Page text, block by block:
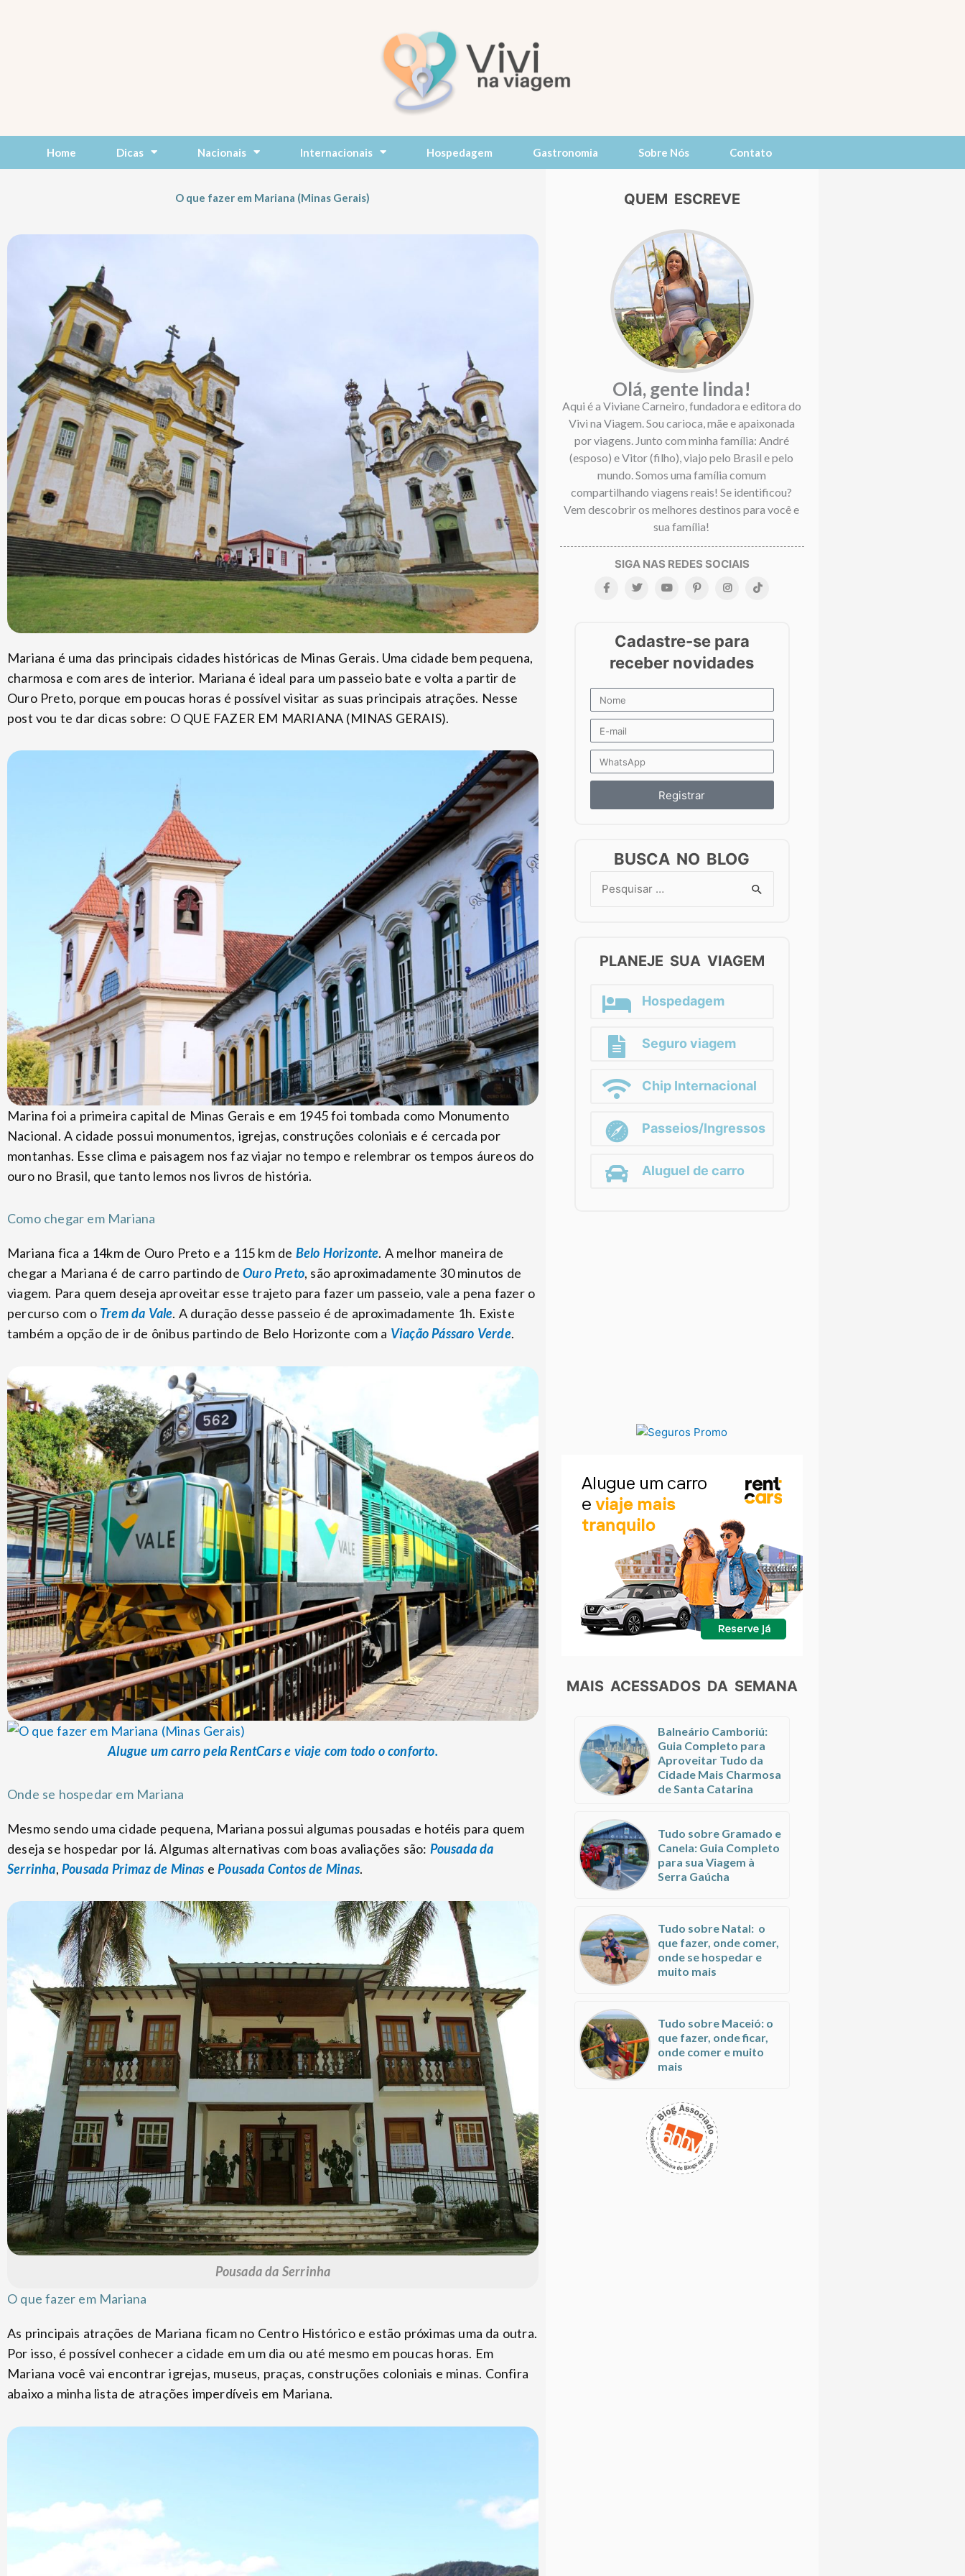
Home Dicas Nacionais Internacionais Hospedagem Gastronomia Sobre Nós Contato
O que fazer em Mariana (Minas Gerais)
Mariana é uma das principais cidades históricas de Minas Gerais. Uma cidade bem pequena,
charmosa e com ares de interior. Mariana é ideal para um passeio bate e volta a partir de
Ouro Preto, porque em poucas horas é possível visitar as suas principais atrações. Nesse
post vou te dar dicas sobre: O QUE FAZER EM MARIANA (MINAS GERAIS).
Marina foi a primeira capital de Minas Gerais e em 1945 foi tombada como Monumento
Nacional. A cidade possui monumentos, igrejas, construções coloniais e é cercada por
montanhas. Esse clima e paisagem nos faz viajar no tempo e relembrar os tempos áureos do
ouro no Brasil, que tanto lemos nos livros de história.
Como chegar em Mariana
Mariana fica a 14km de Ouro Preto e a 115 km de Belo Horizonte. A melhor maneira de
chegar a Mariana é de carro partindo deOuro Preto, são aproximadamente 30 minutos de
viagem. Para quem deseja aproveitar esse trajeto para fazer um passeio, vale a pena fazer o
percurso com oTrem da Vale. A duração desse passeio é de aproximadamente 1h. Existe
também a opção de ir de ônibus partindo de Belo Horizonte com a Viação Pássaro Verde.
Alugue um carro pela RentCars e viaje com todo o conforto.
Onde se hospedar em Mariana
Mesmo sendo uma cidade pequena, Mariana possui algumas pousadas e hotéis para quem
deseja se hospedar por lá. Algumas alternativas com boas avaliações são: Pousada da
Serrinha,Pousada Primaz de Minas ePousada Contos de Minas.
Pousada da Serrinha
O que fazer em Mariana
As principais atrações de Mariana ficam no Centro Histórico e estão próximas uma da outra.
Por isso, é possível conhecer a cidade em um dia ou até mesmo em poucas horas. Em
Mariana você vai encontrar igrejas, museus, praças, construções coloniais e minas. Confira
abaixo a minha lista de atrações imperdíveis em Mariana.
QUEM ESCREVE
Olá, gente linda!
Aqui é a Viviane Carneiro, fundadora e editora do
Vivi na Viagem. Sou carioca, mãe e apaixonada
por viagens. Junto com minha família: André
(esposo) e Vitor (filho), viajo pelo Brasil e pelo
mundo. Somos uma família comum
compartilhando viagens reais! Se identificou?
Vem descobrir os melhores destinos para você e
sua família!
Registrar
BUSCA NO BLOG
Search
PLANEJE SUA VIAGEM
Hospedagem
Seguro viagem
Chip Internacional
Passeios/Ingressos
Aluguel de carro
MAIS ACESSADOS DA SEMANA
Balneário Camboriú:
Guia Completo para
Aproveitar Tudo da
Cidade Mais Charmosa
de Santa Catarina
Tudo sobre Gramado e
Canela: Guia Completo
para sua Viagem à
Serra Gaúcha
Tudo sobre Natal: o
que fazer, onde comer,
onde se hospedar e
muito mais
Tudo sobre Maceió: o
que fazer, onde ficar,
onde comer e muito
mais